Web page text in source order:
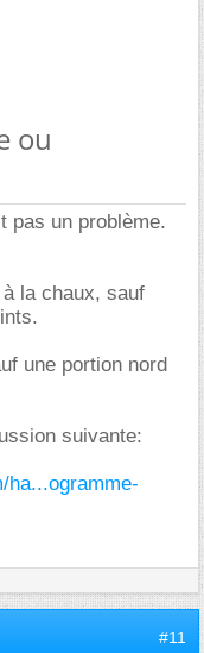
ou
pas un problème.
la chaux, sauf
une portion nord
suivante:
ha...ogramme-
#11